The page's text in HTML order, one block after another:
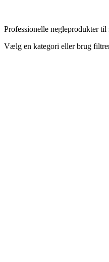
Professionelle negleprodukter til
Vælg en kategori eller brug